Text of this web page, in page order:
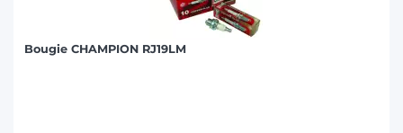
Bougie CHAMPION RJ19LM